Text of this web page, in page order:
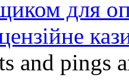
для
and pings